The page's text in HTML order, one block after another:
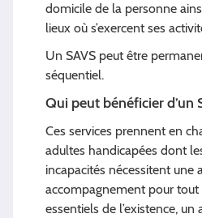
domicile de la personne
lieux où s’exercent ses
Un SAVS peut être
séquentiel.
Qui peut bénéficier d’un
Ces services prennent en
adultes handicapées dont
incapacités nécessitent une
accompagnement pour tout
essentiels de l’existence,